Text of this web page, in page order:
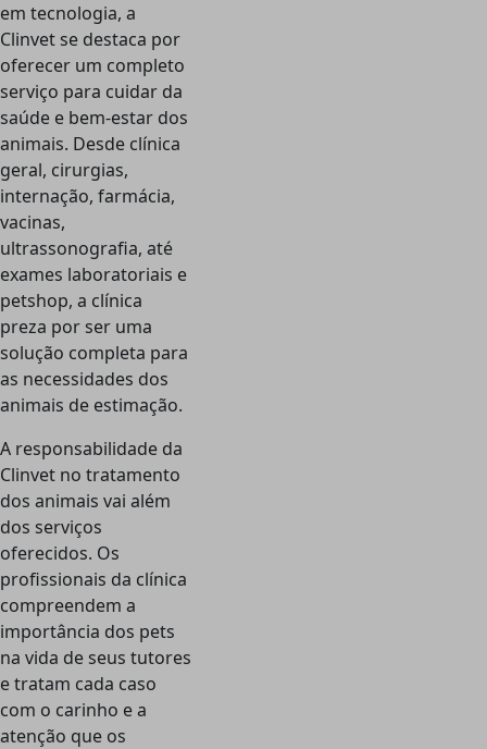
em tecnologia, a
Clinvet se destaca por
oferecer um completo
serviço para cuidar da
saúde e bem-estar dos
animais. Desde clínica
geral, cirurgias,
internação, farmácia,
vacinas,
ultrassonografia, até
exames laboratoriais e
petshop, a clínica
preza por ser uma
solução completa para
as necessidades dos
animais de estimação.
A responsabilidade da
Clinvet no tratamento
dos animais vai além
dos serviços
oferecidos. Os
profissionais da clínica
compreendem a
importância dos pets
na vida de seus tutores
e tratam cada caso
com o carinho e a
atenção que os